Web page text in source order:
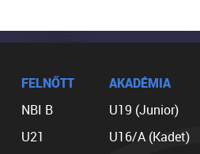
FELNŐTT
NBI B
U21
AKADÉMIA
U19 (Junior)
U16/A (Kadet)